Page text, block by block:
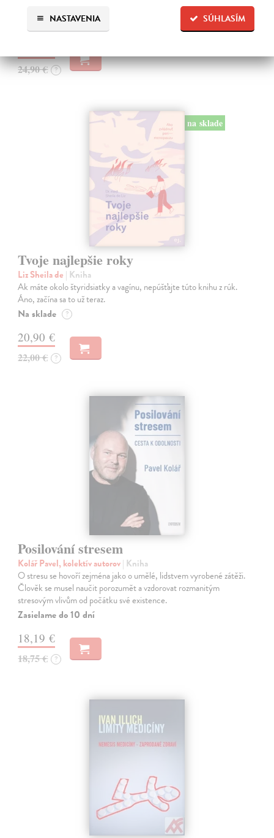
SÚHLASÍM
NASTAVENIA
prehadzovali v hlave myšlienky, srdce vám búšilo, žalúdok sa zvieral,…
Na sklade
24,90 € ?
na sklade
Tvoje najlepšie roky
Liz Sheila de | Kniha
Ak máte okolo štyridsiatky a vagínu, nepúšťajte túto knihu z rúk.
Áno, začína sa to už teraz.
Na sklade ?
20,90 €
22,00 € ?
Posilování stresem
Kolář Pavel, kolektív autorov| Kniha
O stresu se hovoří zejména jako o umělé, lidstvem vyrobené zátěži.
Člověk se musel naučit porozumět a vzdorovat rozmanitým
stresovým vlivům od počátku své existence.
Zasielame do 10 dní
18,19 €
18,75 € ?